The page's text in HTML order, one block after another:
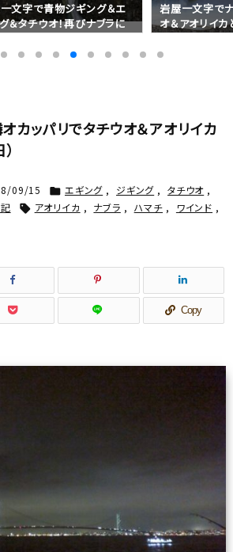
文字で青物ジギング＆エ
＆タチウオ！再びナブラに
2016年10月09日）
岩屋一文字で
オ＆アオリイカ
6年10月02日）
カッパリでタチウオ＆アオリイカ
09/15  エギング , ジギング , タチウオ ,
 アオリイカ , ナブラ , ハマチ , ワインド ,
Copy